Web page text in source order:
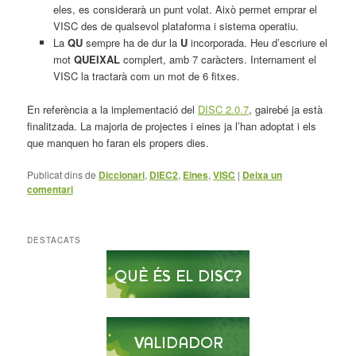
eles, es considerarà un punt volat. Això permet emprar el
VISC des de qualsevol plataforma i sistema operatiu.
La QUsempre ha de dur la Uincorporada. Heu d’escriure el
mot QUEIXALcomplert, amb 7 caràcters. Internament el
VISC la tractarà com un mot de 6 fitxes.
En referència a la implementació del DISC 2.0.7, gairebé ja està
finalitzada. La majoria de projectes i eines ja l’han adoptat i els
que manquen ho faran els propers dies.
Publicat dins de Diccionari, DIEC2, Eines,VISC | Deixa un
comentari
DESTACATS